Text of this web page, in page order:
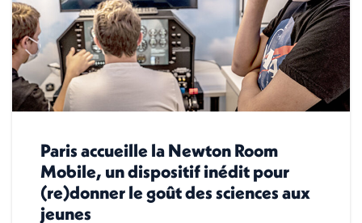
Paris accueille la Newton Room
Mobile, un dispositif inédit pour
(re)donner le goût des sciences aux
jeunes